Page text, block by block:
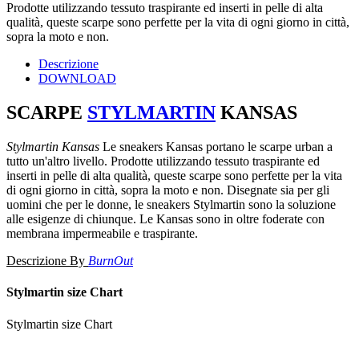
Prodotte utilizzando tessuto traspirante ed inserti in pelle di alta
qualità, queste scarpe sono perfette per la vita di ogni giorno in città,
sopra la moto e non.
Descrizione
DOWNLOAD
SCARPE STYLMARTIN KANSAS
Stylmartin Kansas Le sneakers Kansas portano le scarpe urban a
tutto un'altro livello. Prodotte utilizzando tessuto traspirante ed
inserti in pelle di alta qualità, queste scarpe sono perfette per la vita
di ogni giorno in città, sopra la moto e non. Disegnate sia per gli
uomini che per le donne, le sneakers Stylmartin sono la soluzione
alle esigenze di chiunque. Le Kansas sono in oltre foderate con
membrana impermeabile e traspirante.
Descrizione By BurnOut
Stylmartin size Chart
Stylmartin size Chart